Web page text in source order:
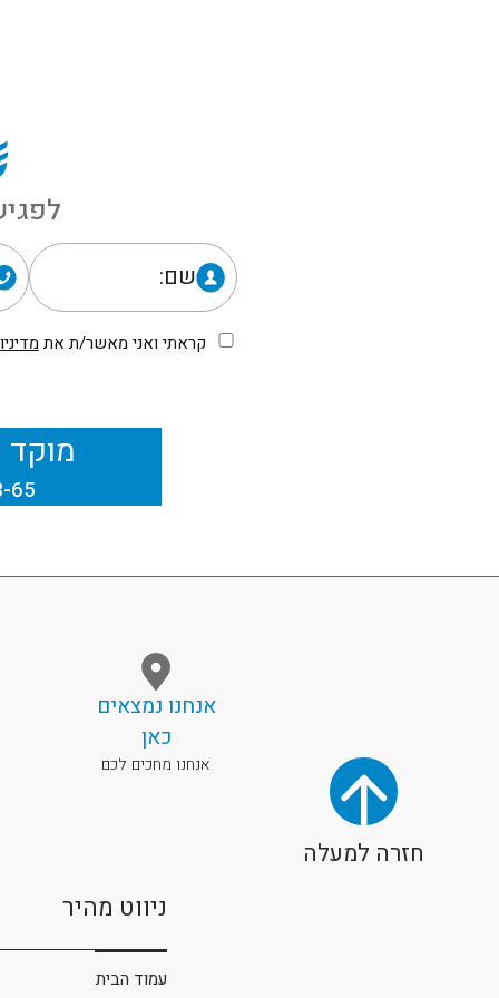
שם:
קראתי ואני מאשר/ת את
מוקד
65
אנחנו נמצאים
כאן
אנחנו מחכים לכם
ניווט מהיר
עמוד הבית
חזרה למעלה